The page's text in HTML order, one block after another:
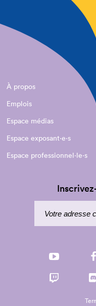
À propos
Emplois
Espace médias
Espace exposant·e⋅s
Espace professionnel·le⋅s